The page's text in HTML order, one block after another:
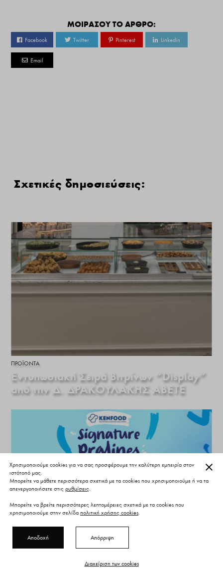
ΜΟΙΡΑΣΟΥ ΤΟ ΑΡΘΡΟ:
Facebook Twitter Pinterest Linkedin
Email
Σχετικές δημοσιεύσεις:
ΠΡΟΪΌΝΤΑ
Εντυπωσιακή Σειρά Βιτρίνων “Display”
από την Δ. ΔΡΑΚΟΥΛΑΚΗΣ ΑΒΕΤΕ
Signature Pralines για σύγχρονες
Χρησιμοποιούμε cookies για να σας προσφέρουμε την καλύτερη εμπειρία στον
ιστότοπό μας.
Μπορείτε να μάθετε περισσότερα σχετικά με τα cookies που χρησιμοποιούμε ή να τα
απενεργοποιήσετε στις ρυθμίσεις.
Μπορείτε να βρείτε περισσότερες λεπτομέρειες σχετικά με τα cookies που
χρησιμοποιούμε στην σελίδα πολιτική χρήσης cookies.
Αποδοχή Απόρριψη
Διαχείριση των cookies